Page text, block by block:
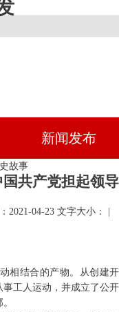
新闻发布
故事
共产党担起领导
2021-04-23 文字大小： |
相结合的产物。从创建开
工人运动，并成立了公开